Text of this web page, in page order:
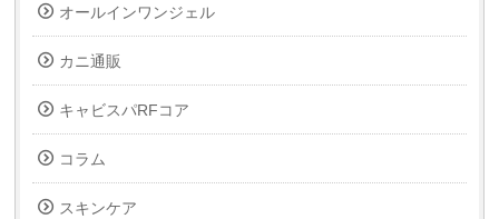
オールインワンジェル
カニ通販
キャビスパRFコア
コラム
スキンケア